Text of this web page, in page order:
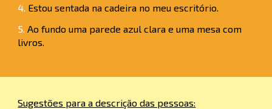
4. Estou sentada na cadeira no meu escritório.
5. Ao fundo uma parede azul clara e uma mesa com
livros.
Sugestões para a descrição das pessoas: